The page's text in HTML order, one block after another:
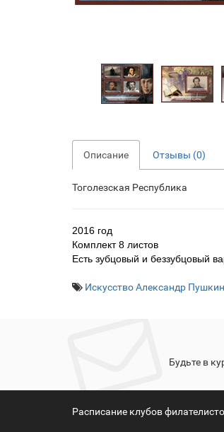
Описание Отзывы (0)
Тоголезская Республика
2016 год
Комплект 8 листов
Есть зубцовый и беззубцовый
Искусство Александр
Будьте в
Расписание клубов